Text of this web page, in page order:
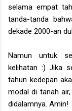
selama empat
tanda-tanda
dekade 2000-an
Namun untuk
kelihatan :) Jika
tahun kedepan
modal di tanah
didalamnya. Amin!